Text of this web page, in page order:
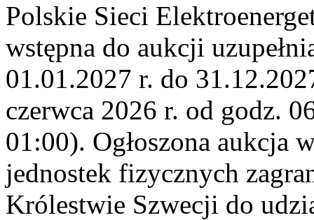
Polskie Sieci
wstępna do aukcji
01.01.2027 r. do
czerwca 2026 r. od godz.
01:00). Ogłoszona aukcja
jednostek fizycznych
Królestwie Szwecji do